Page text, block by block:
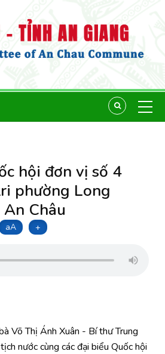
hội đơn vị số 4
phường Long
Châu
aA +
Võ Thị Ánh Xuân - Bí thư Trung
nước cùng các đại biểu Quốc hội